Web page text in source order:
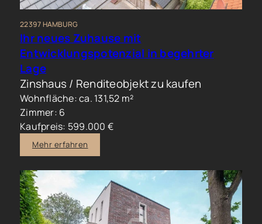
22397 HAMBURG
Ihr neues Zuhause mit
Entwicklungspotenzial in begehrter
Lage
Zinshaus / Renditeobjekt zu kaufen
Wohnfläche: ca. 131,52 m²
Zimmer: 6
Kaufpreis: 599.000 €
Mehr erfahren